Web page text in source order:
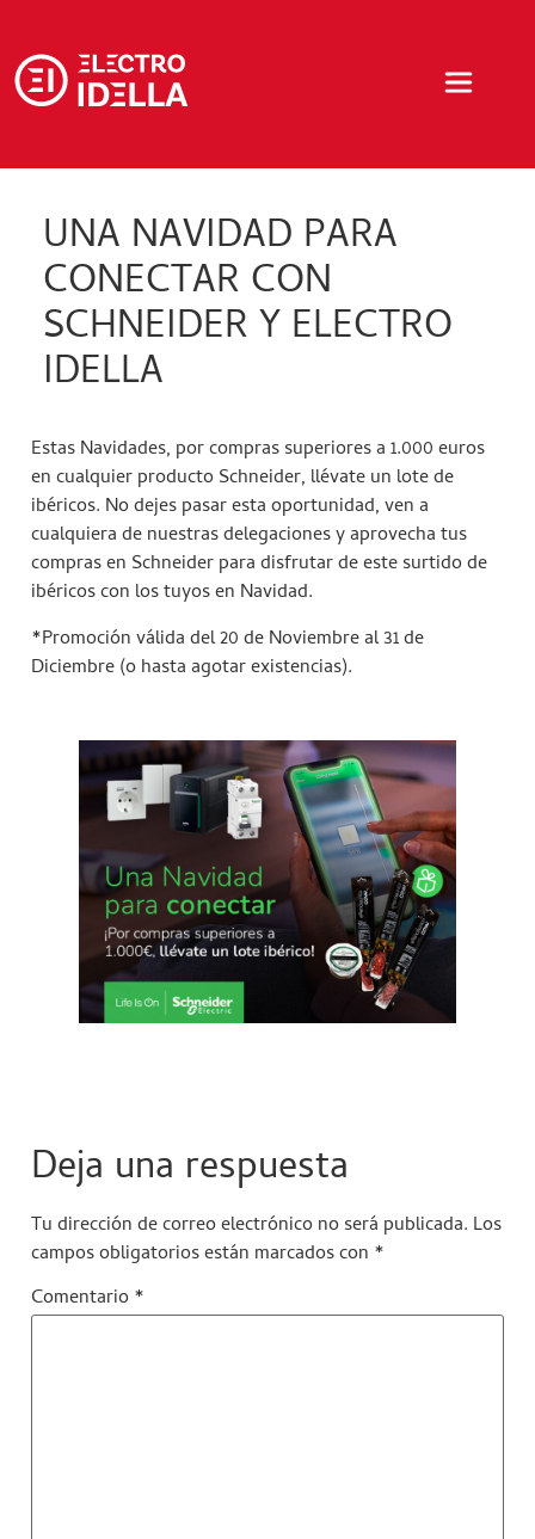
UNA NAVIDAD PARA
CONECTAR CON
SCHNEIDER Y ELECTRO
IDELLA
Estas Navidades, por compras superiores a 1.000 euros
en cualquier producto Schneider, llévate un lote de
ibéricos. No dejes pasar esta oportunidad, ven a
cualquiera de nuestras delegaciones y aprovecha tus
compras en Schneider para disfrutar de este surtido de
ibéricos con los tuyos en Navidad.
*Promoción válida del 20 de Noviembre al 31 de
Diciembre (o hasta agotar existencias).
Deja una respuesta
Tu dirección de correo electrónico no será publicada. Los
campos obligatorios están marcados con *
Comentario*